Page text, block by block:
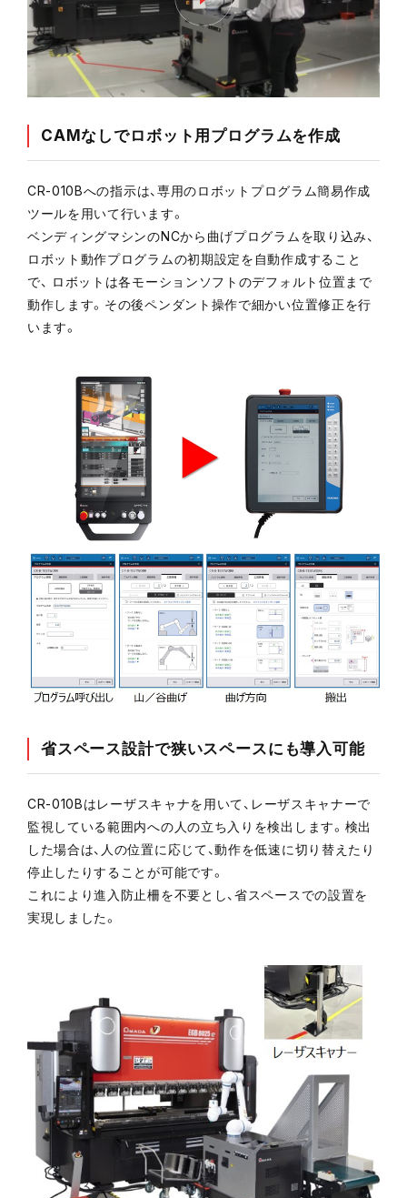
CAMなしでロボット用プログラムを作成
CR-010Bへの指示は、専用のロボットプログラム簡易作成
ツールを用いて行います。
ベンディングマシンのNCから曲げプログラムを取り込み、
ロボット動作プログラムの初期設定を自動作成すること
で、 ロボットは各モーションソフトのデフォルト位置まで
動作します。その後ペンダント操作で細かい位置修正を行
います。
省スペース設計で狭いスペースにも導入可能
CR-010Bはレーザスキャナを用いて、レーザスキャナーで
監視している範囲内への人の立ち入りを検出します。検出
した場合は、人の位置に応じて、動作を低速に切り替えたり
停止したりすることが可能です。
これにより進入防止柵を不要とし、省スペースでの設置を
実現しました。